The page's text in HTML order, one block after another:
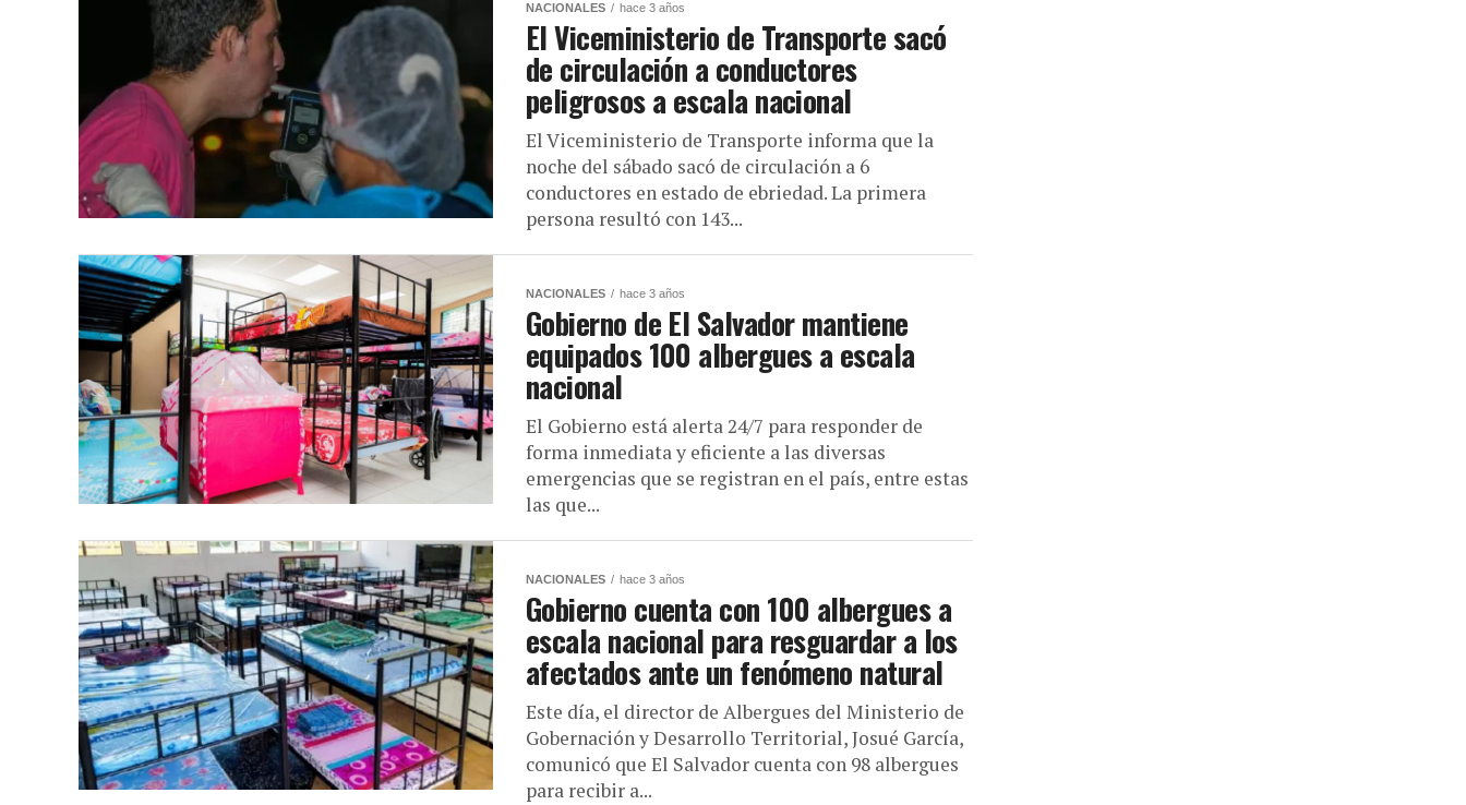
NACIONALES hace 3 años
El Viceministerio de Transporte sacó
de circulación a conductores
peligrosos a escala nacional
El Viceministerio de Transporte informa que la
noche del sábado sacó de circulación a 6
conductores en estado de ebriedad. La primera
persona resultó con 143...
NACIONALES hace 3 años
Gobierno de El Salvador mantiene
equipados 100 albergues a escala
nacional
El Gobierno está alerta 24/7 para responder de
forma inmediata y eficiente a las diversas
emergencias que se registran en el país, entre estas
las que...
NACIONALES hace 3 años
Gobierno cuenta con 100 albergues a
escala nacional para resguardar a los
afectados ante un fenómeno natural
Este día, el director de Albergues del Ministerio de
Gobernación y Desarrollo Territorial, Josué García,
comunicó que El Salvador cuenta con 98 albergues
para recibir a...